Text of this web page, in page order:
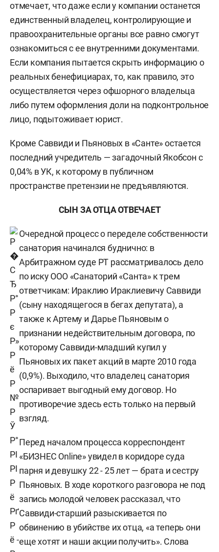
отмечает, что даже если у компании останется
единственный владелец, контролирующие и
правоохранительные органы все равно смогут
ознакомиться с ее внутренними документами.
Если компания пытается скрыть информацию о
реальных бенефициарах, то, как правило, это
осуществляется через офшорного владельца
либо путем оформления доли на подконтрольное
лицо, подытоживает юрист.
Кроме Саввиди и Пьяновых в «Санте» остается
последний учредитель — загадочный Якобсон с
0,04% в УК, к которому в публичном
пространстве претензии не предъявляются.
СЫН ЗА ОТЦА ОТВЕЧАЕТ
Очередной процесс о переделе собственности
санатория начинался буднично: в
Арбитражном суде РТ рассматривалось дело
по иску ООО «Санаторий «Санта» к трем
ответчикам: Ираклию Ираклиевичу Саввиди
(сыну находящегося в бегах депутата), а
также к Артему и Дарье Пьяновым о
признании недействительным договора, по
которому Саввиди-младший купил у
Пьяновых их пакет акций в марте 2010 года
(0,9%). Выходило, что владелец санатория
оспаривает выгодный ему договор. Но
противоречие здесь есть только на первый
взгляд.
Перед началом процесса корреспондент
«БИЗНЕС Online» увидел в коридоре суда
парня и девушку 22 - 25 лет — брата и сестру
Пьяновых. В ходе короткого разговора не под
запись молодой человек рассказал, что
Саввиди-старший разыскивается по
обвинению в убийстве их отца, «а теперь они
еще хотят и наши акции получить». Слова